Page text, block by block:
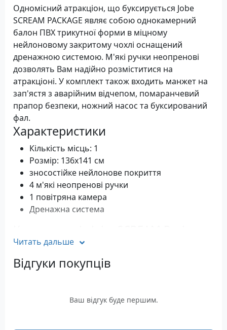
Одномісний атракціон, що буксирується Jobe
SCREAM PACKAGE являє собою однокамерний
балон ПВХ трикутної форми в міцному
нейлоновому закритому чохлі оснащений
дренажною системою. М'які ручки неопренові
дозволять Вам надійно розміститися на
атракціоні. У комплект також входить манжет на
зап'ястя з аварійним відчепом, помаранчевий
прапор безпеки, ножний насос та буксирований
фал.
Характеристики
Кількість місць: 1
Розмір: 136х141 см
зносостійке нейлонове покриття
4 м'які неопренові ручки
1 повітряна камера
Дренажна система
Атракціон Jobe SCREAM
Манжета на зап'ястя з аварійним відчепом
Помаранчевий прапор безпеки
Ножний насос
Читать дальше
Відгуки покупців
Ваш відгук буде першим.